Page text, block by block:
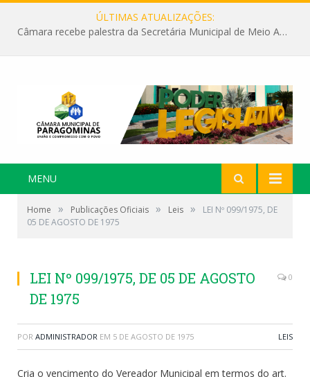
ÚLTIMAS ATUALIZAÇÕES:
Câmara recebe palestra da Secretária Municipal de Meio Ambiente sobre as ações da “SEMANA DO MEIO AMBIENTE”
MENU
Home » Publicações Oficiais » Leis »
LEI Nº 099/1975, DE
05 DE AGOSTO DE 1975
LEI Nº 099/1975, DE 05 DE AGOSTO
DE 1975
0
POR ADMINISTRADOR EM 5 DE AGOSTO DE 1975 LEIS
Cria o vencimento do Vereador Municipal em termos do art.